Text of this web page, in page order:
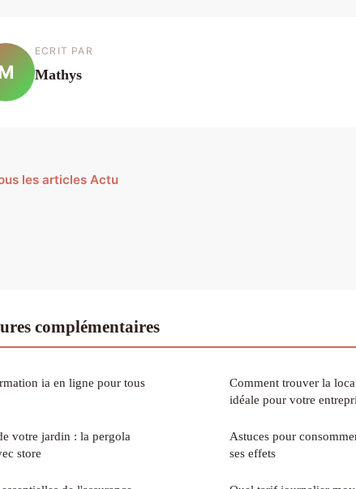
ECRIT PAR
Mathys
les articles Actu
complémentaires
ia en ligne pour tous
votre jardin : la pergola
store
Comment trouver la
idéale pour votre
Astuces pour
ses effets